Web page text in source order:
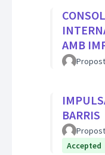
AMB
BARRIS
Accepted